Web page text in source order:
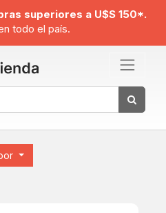
superiores a U$S 150*.
todo el país.